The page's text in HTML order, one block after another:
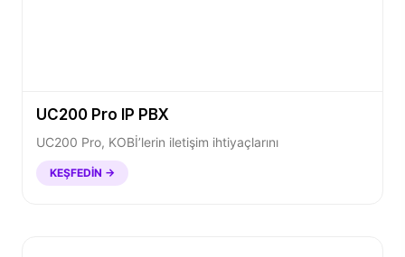
UC200 Pro IP PBX
UC200 Pro, KOBİ’lerin iletişim ihtiyaçlarını
KEŞFEDIN →